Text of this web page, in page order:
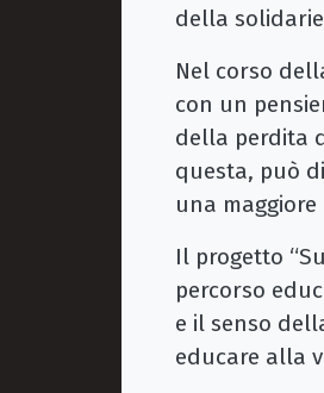
della
Nel corso
con un
della perdita
questa, può
una maggiore
Il progetto
percorso
e il senso
educare alla